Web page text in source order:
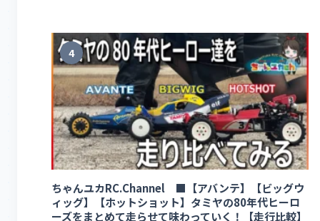
4
ちゃんユカRC.Channel ■【アバンテ】【ビッグウ
ィッグ】【ホットショット】タミヤの80年代ヒーロ
ーズをまとめて走らせて味わっていく！【走行比較】